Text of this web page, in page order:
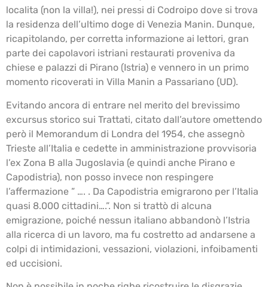
localita (non la villa!), nei pressi di Codroipo dove si trova
la residenza dell’ultimo doge di Venezia Manin. Dunque,
ricapitolando, per corretta informazione ai lettori, gran
parte dei capolavori istriani restaurati proveniva da
chiese e palazzi di Pirano (Istria) e vennero in un primo
momento ricoverati in Villa Manin a Passariano (UD).
Evitando ancora di entrare nel merito del brevissimo
excursus storico sui Trattati, citato dall’autore omettendo
però il Memorandum di Londra del 1954, che assegnò
Trieste all’Italia e cedette in amministrazione provvisoria
l’ex Zona B alla Jugoslavia (e quindi anche Pirano e
Capodistria), non posso invece non respingere
l’affermazione ” …. . Da Capodistria emigrarono per l’Italia
quasi 8.000 cittadini….”. Non si trattò di alcuna
emigrazione, poiché nessun italiano abbandonò l’Istria
alla ricerca di un lavoro, ma fu costretto ad andarsene a
colpi di intimidazioni, vessazioni, violazioni, infoibamenti
ed uccisioni.